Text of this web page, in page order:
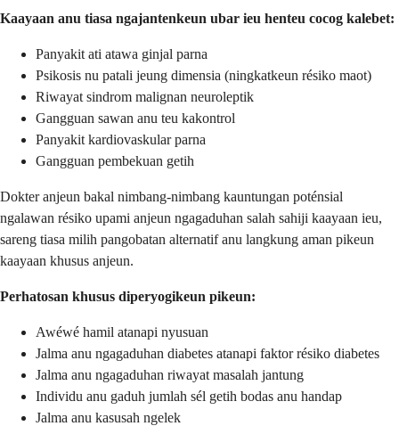
Kaayaan anu tiasa ngajantenkeun ubar ieu henteu cocog kalebet:
Panyakit ati atawa ginjal parna
Psikosis nu patali jeung dimensia (ningkatkeun résiko maot)
Riwayat sindrom malignan neuroleptik
Gangguan sawan anu teu kakontrol
Panyakit kardiovaskular parna
Gangguan pembekuan getih
Dokter anjeun bakal nimbang-nimbang kauntungan poténsial
ngalawan résiko upami anjeun ngagaduhan salah sahiji kaayaan ieu,
sareng tiasa milih pangobatan alternatif anu langkung aman pikeun
kaayaan khusus anjeun.
Perhatosan khusus diperyogikeun pikeun:
Awéwé hamil atanapi nyusuan
Jalma anu ngagaduhan diabetes atanapi faktor résiko diabetes
Jalma anu ngagaduhan riwayat masalah jantung
Individu anu gaduh jumlah sél getih bodas anu handap
Jalma anu kasusah ngelek